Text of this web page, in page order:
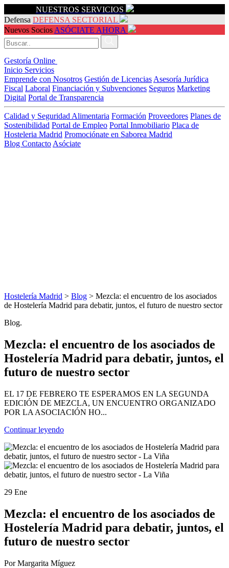
NUESTROS SERVICIOS
Defensa DEFENSA SECTORIAL
Nuevos Socios ASÓCIATE AHORA
Gestoría Online
Inicio Servicios
Emprende con Nosotros Gestión de Licencias Asesoría Jurídica
Fiscal Laboral Financiación y Subvenciones Seguros Marketing
Digital Portal de Transparencia
Calidad y Seguridad Alimentaria Formación Proveedores Planes de
Sostenibilidad Portal de Empleo Portal Inmobiliario Placa de
Hosteleria Madrid Promociónate en Saborea Madrid
Blog Contacto Asóciate
Hostelería Madrid > Blog > Mezcla: el encuentro de los asociados
de Hostelería Madrid para debatir, juntos, el futuro de nuestro sector
Blog.
Mezcla: el encuentro de los asociados de
Hostelería Madrid para debatir, juntos, el
futuro de nuestro sector
EL 17 DE FEBRERO TE ESPERAMOS EN LA SEGUNDA
EDICIÓN DE MEZCLA, UN ENCUENTRO ORGANIZADO
POR LA ASOCIACIÓN HO...
Continuar leyendo
29 Ene
Mezcla: el encuentro de los asociados de
Hostelería Madrid para debatir, juntos, el
futuro de nuestro sector
Por Margarita Míguez